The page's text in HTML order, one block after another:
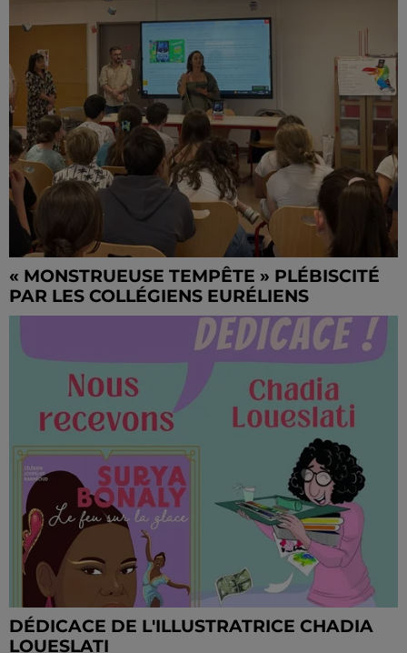
« MONSTRUEUSE TEMPÊTE » PLÉBISCITÉ
PAR LES COLLÉGIENS EURÉLIENS
DÉDICACE DE L'ILLUSTRATRICE CHADIA
LOUESLATI